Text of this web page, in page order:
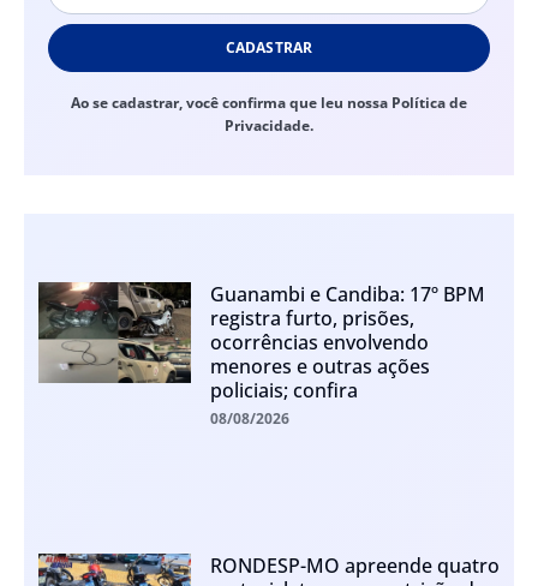
CADASTRAR
Ao se cadastrar, você confirma que leu nossa Política de
Privacidade.
Guanambi e Candiba: 17º BPM
registra furto, prisões,
ocorrências envolvendo
menores e outras ações
policiais; confira
08/08/2026
RONDESP-MO apreende quatro